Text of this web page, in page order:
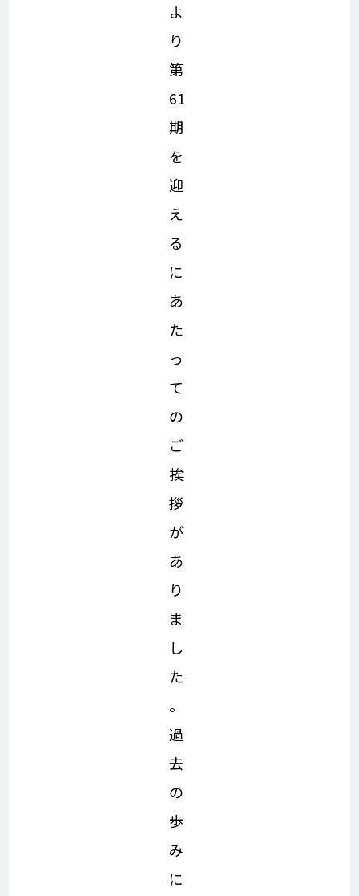
よ
り
第
61
期
を
迎
え
る
に
あ
た
っ
て
の
ご
挨
拶
が
あ
り
ま
し
た
。
過
去
の
歩
み
に